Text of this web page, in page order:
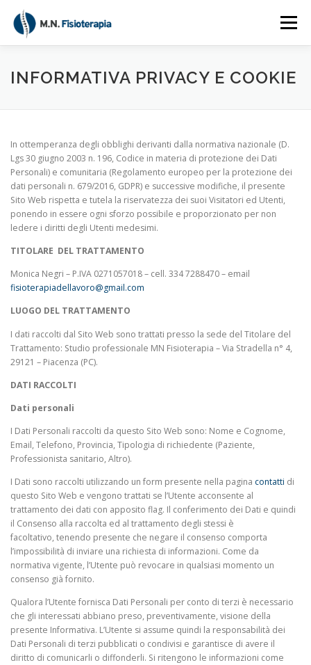
contenuto
Menu
LA MIA VISIONE
INFORMATIVA PRIVACY E COOKIE
In ottemperanza degli obblighi derivanti dalla normativa nazionale (D.
Lgs 30 giugno 2003 n. 196, Codice in materia di protezione dei Dati
Personali) e comunitaria (Regolamento europeo per la protezione dei
dati personali n. 679/2016, GDPR) e successive modifiche, il presente
Sito Web rispetta e tutela la riservatezza dei suoi Visitatori ed Utenti,
ponendo in essere ogni sforzo possibile e proporzionato per non
ledere i diritti degli Utenti medesimi.
TITOLARE DEL TRATTAMENTO
Monica Negri – P.IVA 0271057018 – cell. 334 7288470 – email
fisioterapiadellavoro@gmail.com
LUOGO DEL TRATTAMENTO
I dati raccolti dal Sito Web sono trattati presso la sede del Titolare del
Trattamento: Studio professionale MN Fisioterapia – Via Stradella n° 4,
29121 – Piacenza (PC).
DATI RACCOLTI
Dati personali
I Dati Personali raccolti da questo Sito Web sono: Nome e Cognome,
Email, Telefono, Provincia, Tipologia di richiedente (Paziente,
Professionista sanitario, Altro).
I Dati sono raccolti utilizzando un form presente nella pagina contatti di
questo Sito Web e vengono trattati se l’Utente acconsente al
trattamento dei dati con apposito flag. Il conferimento dei Dati e quindi
il Consenso alla raccolta ed al trattamento degli stessi è
facoltativo, tenendo presente che negare il consenso comporta
l’impossibilità di inviare una richiesta di informazioni. Come da
normativa vigente, l’Utente può revocare in qualsiasi momento un
consenso già fornito.
Qualora l’Utente fornisca Dati Personali per conto di terzi è necessario
che gli interessati abbiano preso, preventivamente, visione della
presente Informativa. L’Utente si assume quindi la responsabilità dei
Dati Personali di terzi pubblicati o condivisi e garantisce di avere il
diritto di comunicarli o diffonderli. Si ritengono le informazioni come